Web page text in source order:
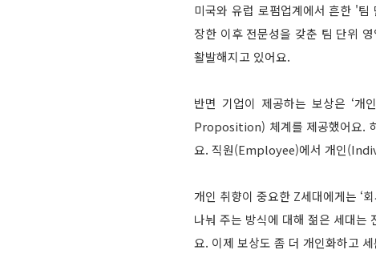
미국와 유럽 로펌업계에서 흔한 '
장한 이후 전문성을 갖춘 팀 단위
활발해지고 있어요.
반면 기업이 제공하는 보상은 ‘
Proposition) 체계를 제공했어요.
요. 직원(Employee)에서 개인
개인 취향이 중요한 Z세대에게는 ‘
나눠 주는 방식에 대해 젊은 세대는
요. 이제 보상도 좀 더 개인화하고